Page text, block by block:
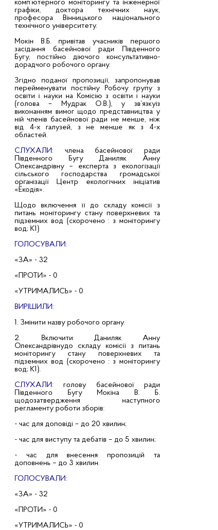
комп’ютерного моніторингу та інженерної
графіки, доктора технічних наук,
професора Вінницького національного
технічного університету.
Мокін В.Б. привітав учасників першого
засідання басейнової ради Південного
Бугу, постійно діючого консультативно-
дорадчого робочого органу.
Згідно поданої пропозиції, запропонував
перейменувати постійну Робочу групу з
освіти і науки на Комісію з освіти і науки
(голова – Мудрак О.В.), у зв’язкуіз
виконанням вимог щодо представництва у
ній членів басейнової ради не менше, ніж
від 4-х галузей, з не менше як з 4-х
областей.
СЛУХАЛИ: члена басейнової ради
Південного Бугу Даниляк Анну
Олександрівну – експерта з екологізації
сільського господарства громадської
організації Центр екологічних ініціатив
«Екодія».
Щодо включення її до складу комісії з
питань моніторингу стану поверхневих та
підземних вод (скорочено : з моніторингу
вод; К1)
ГОЛОСУВАЛИ:
«ЗА» - 32
«ПРОТИ» - 0
«УТРИМАЛИСЬ» - 0
ВИРІШИЛИ:
1. Змінити назву робочого органу.
2. Включити Даниляк Анну
Олександрівнудо складу комісії з питань
моніторингу стану поверхневих та
підземних вод (скорочено : з моніторингу
вод; К1).
СЛУХАЛИ: голову басейнової ради
Південного Бугу Мокіна В. Б.
щодозатвердження наступного
регламенту роботи зборів:
- час для доповіді – до 20 хвилин;
- час для виступу та дебатів – до 5 хвилин;
- час для внесення пропозицій та
доповнень – до 3 хвилин.
ГОЛОСУВАЛИ:
«ЗА» - 32
«ПРОТИ» - 0
«УТРИМАЛИСЬ» - 0